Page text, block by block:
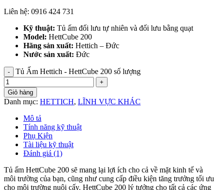
Liên hệ: 0916 424 731
Kỹ thuật: Tủ ấm đối lưu tự nhiên và đối lưu bằng quạt
Model: HettCube 200
Hãng sản xuất: Hettich – Đức
Nước sản xuất: Đức
Tủ Ấm Hettich - HettCube 200 số lượng
Giỏ hàng
Danh mục: HETTICH, LĨNH VỰC KHÁC
Mô tả
Tính năng kỹ thuật
Phụ Kiện
Tài liệu kỹ thuật
Đánh giá (1)
Tủ ấm HettCube 200 sẽ mang lại lợi ích cho cả về mặt kinh tế và
môi trường của bạn, cũng như cung cấp điều kiện tăng trưởng tối ưu
cho môi trường nuôi cấy. HettCube 200 lý tưởng cho tất cả các ứng